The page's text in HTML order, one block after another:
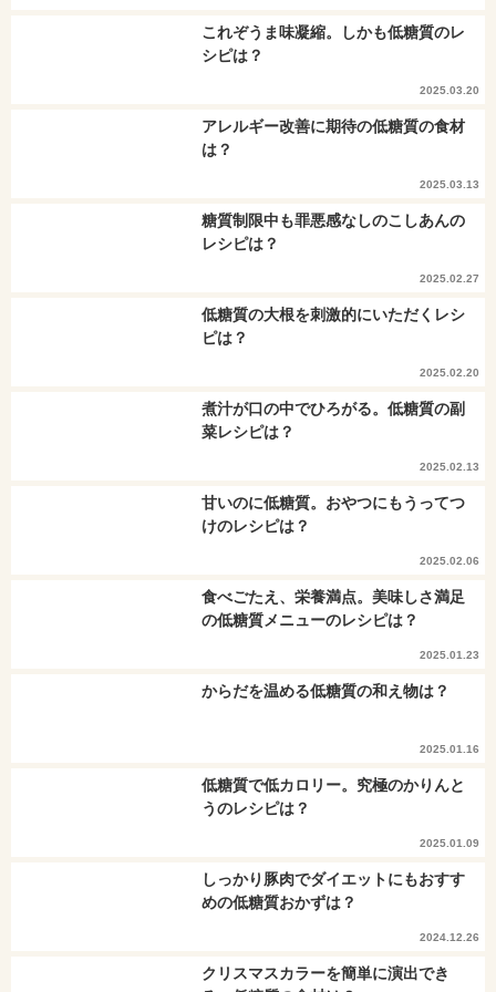
これぞうま味凝縮。しかも低糖質のレ
シピは？
2025.03.20
アレルギー改善に期待の低糖質の食材
は？
2025.03.13
糖質制限中も罪悪感なしのこしあんの
レシピは？
2025.02.27
低糖質の大根を刺激的にいただくレシ
ピは？
2025.02.20
煮汁が口の中でひろがる。低糖質の副
菜レシピは？
2025.02.13
甘いのに低糖質。おやつにもうってつ
けのレシピは？
2025.02.06
食べごたえ、栄養満点。美味しさ満足
の低糖質メニューのレシピは？
2025.01.23
からだを温める低糖質の和え物は？
2025.01.16
低糖質で低カロリー。究極のかりんと
うのレシピは？
2025.01.09
しっかり豚肉でダイエットにもおすす
めの低糖質おかずは？
2024.12.26
クリスマスカラーを簡単に演出でき